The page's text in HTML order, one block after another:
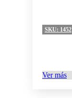
SKU: 1452
Ver más